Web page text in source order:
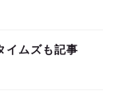
イムズも記事